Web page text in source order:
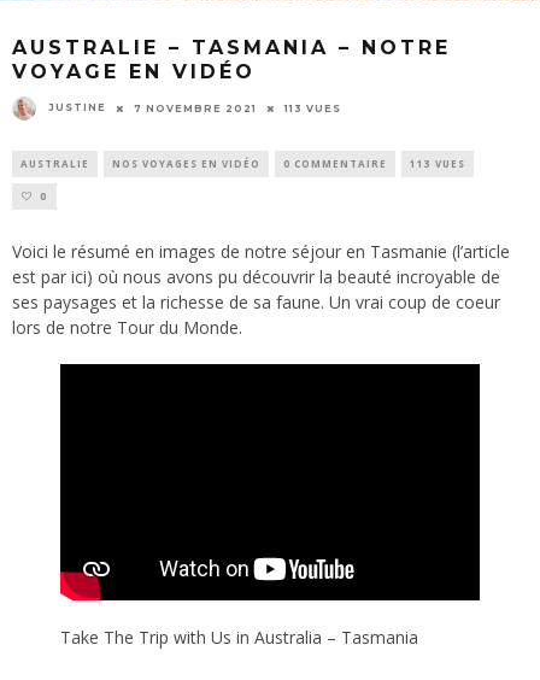
AUSTRALIE – TASMANIA – NOTRE
VOYAGE EN VIDÉO
JUSTINE 7 NOVEMBRE 2021 113 VUES
AUSTRALIE NOS VOYAGES EN VIDÉO 0 COMMENTAIRE 113 VUES
0
Voici le résumé en images de notre séjour en Tasmanie (l’article
est par ici) où nous avons pu découvrir la beauté incroyable de
ses paysages et la richesse de sa faune. Un vrai coup de coeur
lors de notre Tour du Monde.
Take The Trip with Us in Australia – Tasmania